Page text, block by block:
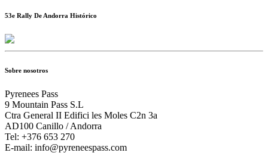
53e Rally De Andorra Histórico
Sobre nosotros
Pyrenees Pass
9 Mountain Pass S.L
Ctra General II Edifici les Moles C2n 3a
AD100 Canillo / Andorra
Tel: +376 653 270
E-mail: info@pyreneespass.com